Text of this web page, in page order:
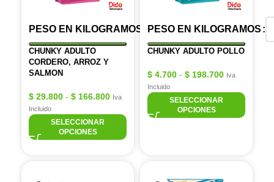
PESO EN KILOGRAMOS
CHUNKY ADULTO
CORDERO, ARROZ Y
SALMON
$ 29.800 - $ 166.800 Iva
Incluido
SELECCIONAR
OPCIONES
PESO EN KILOGRAMOS
CHUNKY ADULTO POLLO
$ 4.700 - $ 198.700 Iva
Incluido
SELECCIONAR
OPCIONES